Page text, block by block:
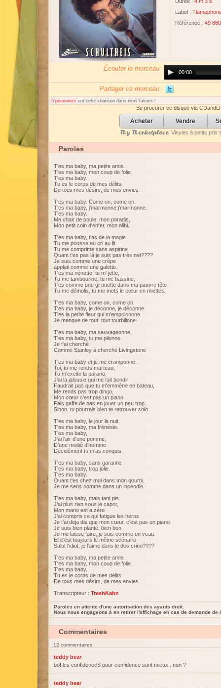
Label :
Référence : 49 880
Écouter le morceau
Player00:00
Partager ce morceau
5 personnes ont cette chanson dans leurs favoris !
Se procurer ce disque via
Acheter Vendre
My Marketplace, Vinyles à petits prix
Paroles
T'es ma baby, ma petite amie.
T'es ma baby, mon coup de folie.
T'es ma baby.
Tu es le corps de mes délits,
De tous mes désirs, de mes envies.
T'es ma baby. Come on, come on.
T'es ma baby, j'marmonne j'marmonne.
T'es ma baby.
Ma chair de poule, mon paradis,
Mon petit coin d'enfer, mon alibi.
T'es ma baby, t'as de la magie
Tu me pousse au cri au lit
Tu me comprime sans aspirine
Quant t'es pas là je suis pas très net????
Je suis comme une crêpe
applati comme une galette.
T'es ma nénette, tu m' jette,
Tu me tambourine, tu me bassine,
T'es comme une girouette dans ma pauvre tête
Tu me démolis, tu me mets le cœur en miettes.
T'es ma baby, come on, come on
T'es ma baby, je déconne, je déconne
T'es la petite fleur qui m'empoisonne,
Je manque de tout, tout tourbillone.
T'es ma baby, ma sauvageonne.
T'es ma baby, tu me pilonne.
Je t'ai cherché
Comme Stanley a cherché Livingstone
T'es ma baby et je me cramponne.
Toi, tu me rends marteau,
Tu m'excite la parano,
J'ai la jalousie qui me fait bondir
Faudrait pas que tu m'emmène en bateau,
Me rends pas trop dingo,
Mon cœur c'est pas un piano
Fais gaffe de pas en jouer un peu trop,
Sinon, tu pourrais bien te retrouver solo
T'es ma baby, le jour la nuit.
T'es ma baby, ma frénésie.
T'es ma baby,
J'ai l'air d'une pomme,
D'une moitié d'homme
Decidément tu m'as conquis.
T'es ma baby, sans garantie.
T'es ma baby, trop jolie.
T'es ma baby.
Quant t'es chez moi dans mon gourbi,
Je me sens comme dans un incendie.
T'es ma baby, mais tant pis.
J'ai plus rien sous le capot,
Mon mano est a zéro
J'ai compris ce qui fatigue les héros
Je t'ai deja dis que mon cœur, c'est pas un piano.
Je suis bien planté, bien bon,
Je me laisse faire, je suis comme un veau.
Et c'est toujours le même scénario
Salut l'idiot, je l'aime dans le dos crino????
T'es ma baby, ma petite amie.
T'es ma baby, mon coup de folie.
T'es ma baby.
Tu es le corps de mes délits.
De tous mes désirs, de mes envies.
Transcripteur : TrashKahn
Paroles en attente d'une autorisation des ayants droit.
Nous nous engageons à en retirer l'affichage en cas de demande de
Commentaires
12 commentaires
teddy bear
bof,les confidenceS pour confidence sont mieux , non ?
teddy bear